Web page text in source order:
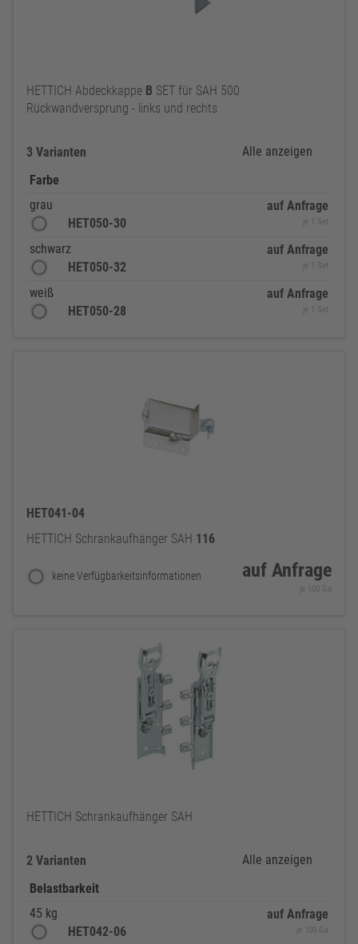
HETTICH Abdeckkappe B SET für SAH 500
Rückwandversprung - links und rechts
3 Varianten
Alle anzeigen
Farbe
grau
HET050-30
auf Anfrage
je 1 Set
schwarz
HET050-32
auf Anfrage
je 1 Set
weiß
HET050-28
auf Anfrage
je 1 Set
HET041-04
HETTICH Schrankaufhänger SAH 116
keine Verfügbarkeitsinformationen auf Anfrage
je 100 Ga
HETTICH Schrankaufhänger SAH
2 Varianten
Alle anzeigen
Belastbarkeit
45 kg
HET042-06
auf Anfrage
je 100 Ga